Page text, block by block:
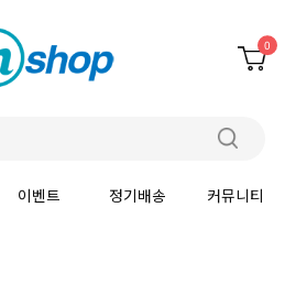
0
이벤트 정기배송 커뮤니티